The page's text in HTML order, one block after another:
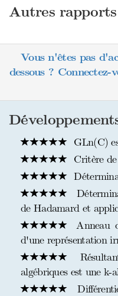
Autres rapports
Vous n'êtes pas
dessous ?
GLn(C)
Critère
de Hadamard et
Anneau
d'une représentation
algébriques est une k-